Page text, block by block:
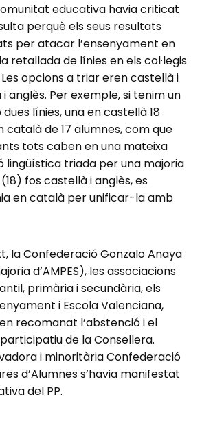
educativa havia criticat
perquè els seus resultats
per atacar l’ensenyament en
retallada de línies en els col·legis
opcions a triar eren castellà i
anglès. Per exemple, si tenim un
línies, una en castellà 18
català de 17 alumnes, com que
tots caben en una mateixa
lingüística triada per una majoria
fos castellà i anglès, es
en català per unificar-la amb
la Confederació Gonzalo Anaya
d’AMPES), les associacions
primària i secundària, els
i Escola Valenciana,
recomanat l’abstenció i el
de la Consellera.
i minoritària Confederació
d’Alumnes s’havia manifestat
del PP.